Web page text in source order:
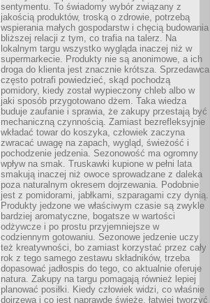
sentymentu. To świadomy wybór związany z
jakością produktów, troską o zdrowie, potrzebą
wspierania małych gospodarstw i chęcią budowania
bliższej relacji z tym, co trafia na talerz. Na
lokalnym targu wszystko wygląda inaczej niż w
supermarkecie. Produkty nie są anonimowe, a ich
droga do klienta jest znacznie krótsza. Sprzedawca
często potrafi powiedzieć, skąd pochodzą
pomidory, kiedy został wypieczony chleb albo w
jaki sposób przygotowano dżem. Taka wiedza
buduje zaufanie i sprawia, że zakupy przestają być
mechaniczną czynnością. Zamiast bezrefleksyjnie
wkładać towar do koszyka, człowiek zaczyna
zwracać uwagę na zapach, wygląd, świeżość i
pochodzenie jedzenia. Sezonowość ma ogromny
wpływ na smak. Truskawki kupione w pełni lata
smakują inaczej niż owoce sprowadzane z daleka
poza naturalnym okresem dojrzewania. Podobnie
jest z pomidorami, jabłkami, szparagami czy dynią.
Produkty jedzone we właściwym czasie są zwykle
bardziej aromatyczne, bogatsze w wartości
odżywcze i po prostu przyjemniejsze w
codziennym gotowaniu. Sezonowe jedzenie uczy
też kreatywności, bo zamiast korzystać przez cały
rok z tego samego zestawu składników, trzeba
dopasować jadłospis do tego, co aktualnie oferuje
natura. Zakupy na targu pomagają również lepiej
planować posiłki. Kiedy człowiek widzi, co właśnie
dojrzewa i co jest naprawdę świeże, łatwiej tworzyć